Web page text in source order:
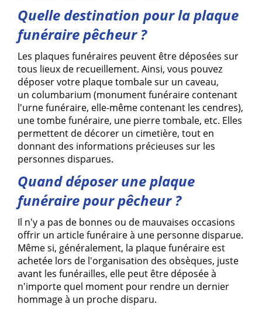
Quelle destination pour la plaque
funéraire pêcheur ?
Les plaques funéraires peuvent être déposées sur
tous lieux de recueillement. Ainsi, vous pouvez
déposer votre plaque tombale sur un caveau,
un columbarium (monument funéraire contenant
l'urne funéraire, elle-même contenant les cendres),
une tombe funéraire, une pierre tombale, etc. Elles
permettent de décorer un cimetière, tout en
donnant des informations précieuses sur les
personnes disparues.
Quand déposer une plaque
funéraire pour pêcheur ?
Il n'y a pas de bonnes ou de mauvaises occasions
offrir un article funéraire à une personne disparue.
Même si, généralement, la plaque funéraire est
achetée lors de l'organisation des obsèques, juste
avant les funérailles, elle peut être déposée à
n'importe quel moment pour rendre un dernier
hommage à un proche disparu.